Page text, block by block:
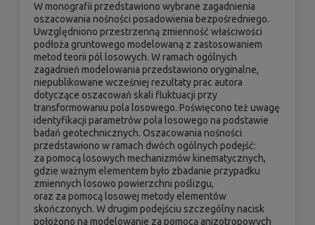
W monografii przedstawiono wybrane zagadnienia
oszacowania nośności posadowienia bezpośredniego.
Uwzględniono przestrzenną zmienność właściwości
podłoża gruntowego modelowaną z zastosowaniem
metod teorii pól losowych. W ramach ogólnych
zagadnień modelowania przedstawiono oryginalne,
niepublikowane wcześniej rezultaty prac autora
dotyczące oszacowań skali fluktuacji przy
transformowaniu pola losowego. Poświęcono też uwagę
identyfikacji parametrów pola losowego na podstawie
badań geotechnicznych. Oszacowania nośności
przedstawiono w ramach dwóch ogólnych podejść:
za pomocą losowych mechanizmów kinematycznych,
gdzie ważnym elementem było zbadanie przypadku
zmiennych losowo powierzchni poślizgu,
oraz za pomocą losowej metody elementów
skończonych. W drugim podejściu szczególny nacisk
położono na modelowanie za pomocą anizotropowych